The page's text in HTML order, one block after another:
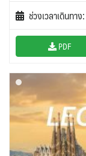
ช่วงเวลาเดินทา
PDF